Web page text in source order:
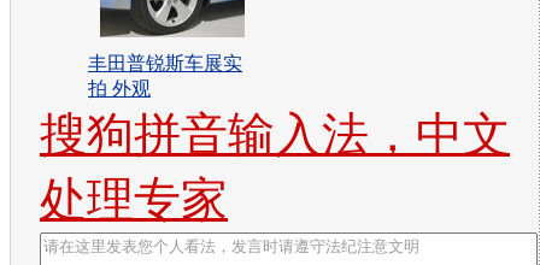
丰田普锐斯车展实
拍 外观
搜狗拼音输入法，中文
处理专家